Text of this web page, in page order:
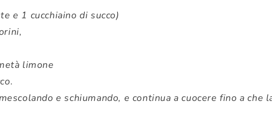
e 1 cucchiaino di succo)
limone
e schiumando, e continua a cuocere fino a che